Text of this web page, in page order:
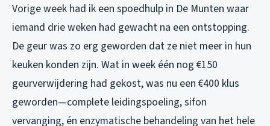
Vorige week had ik een spoedhulp in De Munten waar
iemand drie weken had gewacht na een ontstopping.
De geur was zo erg geworden dat ze niet meer in hun
keuken konden zijn. Wat in week één nog €150
geurverwijdering had gekost, was nu een €400 klus
geworden—complete leidingspoeling, sifon
vervanging, én enzymatische behandeling van het hele